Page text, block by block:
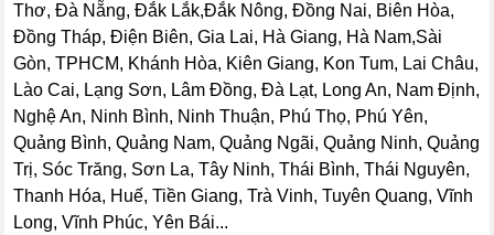
Thơ, Đà Nẵng, Đắk Lắk,Đắk Nông, Đồng Nai, Biên Hòa,
Đồng Tháp, Điện Biên, Gia Lai, Hà Giang, Hà Nam,Sài
Gòn, TPHCM, Khánh Hòa, Kiên Giang, Kon Tum, Lai Châu,
Lào Cai, Lạng Sơn, Lâm Đồng, Đà Lạt, Long An, Nam Định,
Nghệ An, Ninh Bình, Ninh Thuận, Phú Thọ, Phú Yên,
Quảng Bình, Quảng Nam, Quảng Ngãi, Quảng Ninh, Quảng
Trị, Sóc Trăng, Sơn La, Tây Ninh, Thái Bình, Thái Nguyên,
Thanh Hóa, Huế, Tiền Giang, Trà Vinh, Tuyên Quang, Vĩnh
Long, Vĩnh Phúc, Yên Bái...